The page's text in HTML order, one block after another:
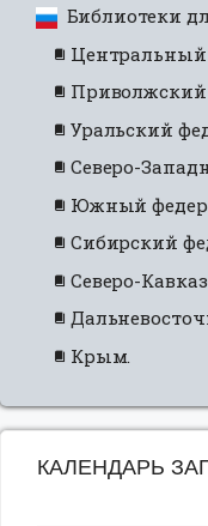
Библиотеки
Центральный
Уральский
Северо-
Южный
Сибирский
Северо-
Крым.
КАЛЕНДАРЬ